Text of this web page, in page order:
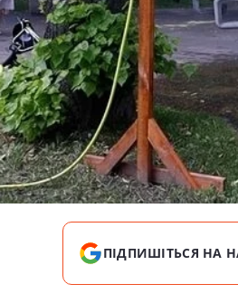
ПІДПИШІТЬСЯ НА